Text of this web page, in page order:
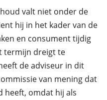
valt niet onder de
hij in het kader van de
en consument tijdig
termijn dreigt te
de adviseur in dit
van mening dat
heeft, omdat hij als